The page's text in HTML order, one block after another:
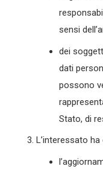
sensi
dei
dati
possono
Stato, di
L’interessato